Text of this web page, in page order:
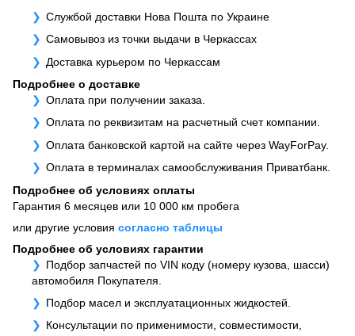
Службой доставки Нова Пошта по Украине
Самовывоз из точки выдачи в Черкассах
Доставка курьером по Черкассам
Подробнее о доставке
Оплата при получении заказа.
Оплата по реквизитам на расчетный счет компании.
Оплата банковской картой на сайте через WayForPay.
Оплата в терминалах самообслуживания Приватбанк.
Подробнее об условиях оплаты
Гарантия 6 месяцев или 10 000 км пробега
или другие условия согласно таблицы
Подробнее об условиях гарантии
Подбор запчастей по VIN коду (номеру кузова, шасси)
автомобиля Покупателя.
Подбор масел и эксплуатационных жидкостей.
Консультации по применимости, совместимости,